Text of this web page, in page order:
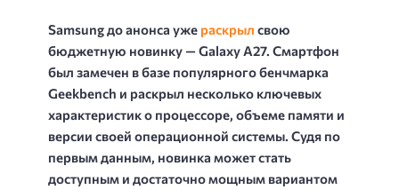
Samsung до анонса уже раскрыл свою
бюджетную новинку — Galaxy A27. Смартфон
был замечен в базе популярного бенчмарка
Geekbench и раскрыл несколько ключевых
характеристик о процессоре, объеме памяти и
версии своей операционной системы. Судя по
первым данным, новинка может стать
доступным и достаточно мощным вариантом